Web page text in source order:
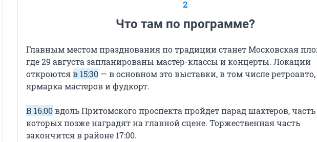
2
Что там по программе?
Главным местом празднования по традиции станет Московская
где 29 августа запланированы мастер-классы и концерты. Локации
откроютсяв 15:30 — в основном это выставки, в том числе ретроавто,
ярмарка мастеров и фудкорт.
В 16:00вдоль Притомского проспекта пройдет парад шахтеров,
которых позже наградят на главной сцене. Торжественная часть
закончится в районе 17:00.